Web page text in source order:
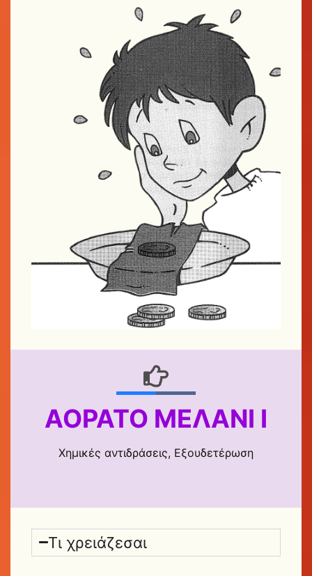
ΑΌΡΑΤΟ ΜΕΛΆΝΙ Ι
Χημικές αντιδράσεις, Εξουδετέρωση
Τι χρειάζεσαι